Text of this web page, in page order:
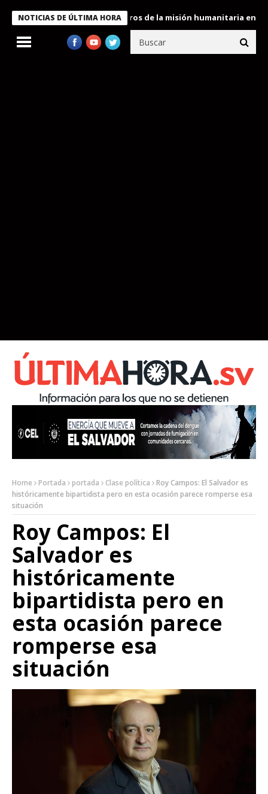
NOTICIAS DE ÚLTIMA HORA
Bukele condecora a miembros de la misión humanitaria enviada a
Home Portada portada Clase política
Roy Campos: El Salvador es
históricamente bipartidista pero en esta ocasión parece romperse esa
situación
Roy Campos: El
Salvador es
históricamente
bipartidista pero en
esta ocasión parece
romperse esa
situación